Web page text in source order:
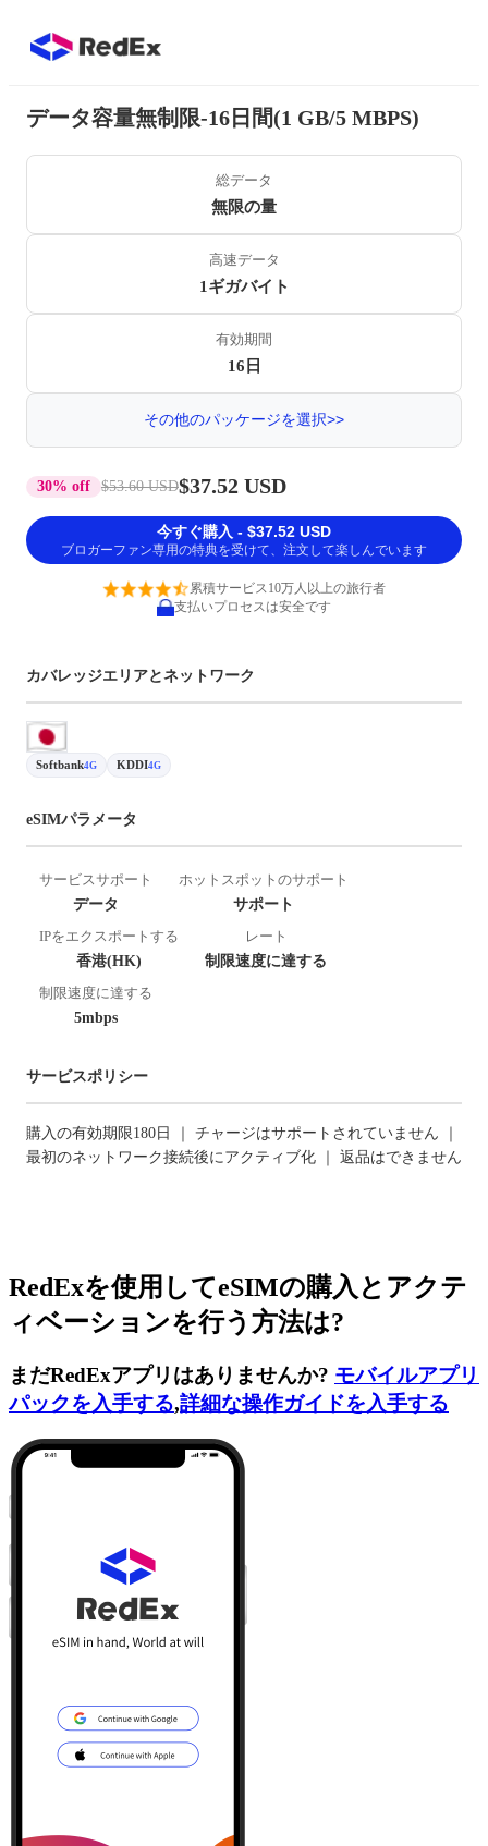
データ容量無制限-16日間(1 GB/5 MBPS)
総データ
無限の量
高速データ
1ギガバイト
有効期間
16日
その他のパッケージを選択>>
30% off $53.60 USD$37.52 USD
今すぐ購入 - $37.52 USD
ブロガーファン専用の特典を受けて、注文して楽しんでいます
累積サービス10万人以上の旅行者
支払いプロセスは安全です
カバレッジエリアとネットワーク
Softbank4G KDDI4G
eSIMパラメータ
サービスサポート
データ
ホットスポットのサポート
サポート
IPをエクスポートする
香港(HK)
レート
制限速度に達する
制限速度に達する
5mbps
サービスポリシー
購入の有効期限180日 ｜ チャージはサポートされていません ｜
最初のネットワーク接続後にアクティブ化 ｜ 返品はできません
RedExを使用してeSIMの購入とアクテ
ィベーションを行う方法は?
まだRedExアプリはありませんか? モバイルアプリ
パックを入手する,詳細な操作ガイドを入手する